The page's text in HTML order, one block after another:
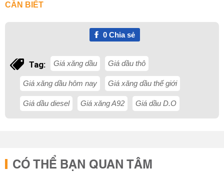
CẦN BIẾT
0Chia sẻ
Tag: Giá xăng dầu Giá dầu thô
Giá xăng dầu hôm nay Giá xăng dầu thế giới
Giá dầu diesel Giá xăng A92 Giá dầu D.O
CÓ THỂ BẠN QUAN TÂM